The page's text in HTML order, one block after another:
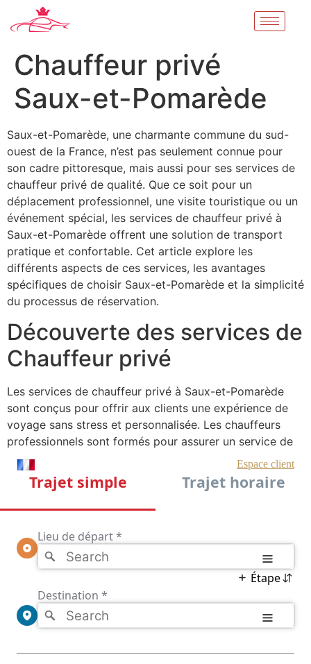
Chauffeur privé
Saux-et-Pomarède
Saux-et-Pomarède, une charmante commune du sud-
ouest de la France, n’est pas seulement connue pour
son cadre pittoresque, mais aussi pour ses services de
chauffeur privé de qualité. Que ce soit pour un
déplacement professionnel, une visite touristique ou un
événement spécial, les services de chauffeur privé à
Saux-et-Pomarède offrent une solution de transport
pratique et confortable. Cet article explore les
différents aspects de ces services, les avantages
spécifiques de choisir Saux-et-Pomarède et la simplicité
du processus de réservation.
Découverte des services de
Chauffeur privé
Les services de chauffeur privé à Saux-et-Pomarède
sont conçus pour offrir aux clients une expérience de
voyage sans stress et personnalisée. Les chauffeurs
professionnels sont formés pour assurer un service de
haute qualité, alliant courtoisie et discrétion. Ils
connaissent parfaitement la région, ce qui leur permet
de choisir les itinéraires les plus efficaces et les plus
agréables, évitant ainsi les désagréments liés aux
véhicules utilisés sont généralement des modèles
récents, équipés pour maximiser le confort des
passagers, avec des options telles que la climatisation,
des sièges en cuir et un espace généreux pour les
bagages.
souvent des options personnalisées pour répondre aux